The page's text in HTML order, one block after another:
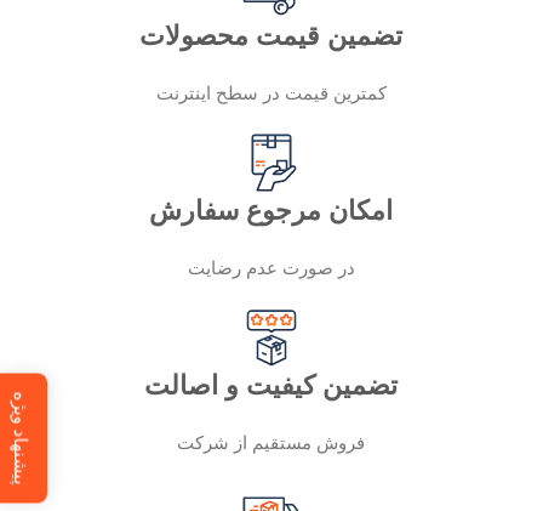
تضمین قیمت محصولات
کمترین قیمت در سطح اینترنت
امکان مرجوع سفارش
در صورت عدم رضایت
تضمین کیفیت و اصالت
فروش مستقیم از شرکت پیشنهاد ویژه